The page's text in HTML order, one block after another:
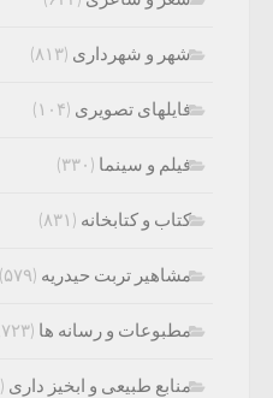
شهر و شهرداری (۸۱۳)
فایلهای تصویری (۱۰۴)
فیلم و سینما (۳۳۰)
کتاب و کتابخانه (۸۳۱)
مشاهیر تربت حیدریه (۵۷۹)
مطبوعات و رسانه ها (۶,۷۲۳)
منابع طبیعی و ابخیز داری (۹۲)